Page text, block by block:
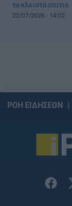
τα κλειστά σπίτια
22/07/2026 - 14:02
ΡΟΗ ΕΙΔΗΣΕΩΝ